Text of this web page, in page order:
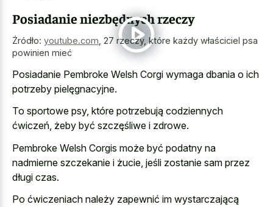
Posiadanie niezbędnych rzeczy
Źródło: youtube.com 27 rzeczy, które każdy właściciel psa
powinien mieć
Posiadanie Pembroke Welsh Corgi wymaga dbania o ich
potrzeby pielęgnacyjne.
To sportowe psy, które potrzebują codziennych
ćwiczeń, żeby być szczęśliwe i zdrowe.
Pembroke Welsh Corgis może być podatny na
nadmierne szczekanie i żucie, jeśli zostanie sam przez
długi czas.
Po ćwiczeniach należy zapewnić im wystarczającą